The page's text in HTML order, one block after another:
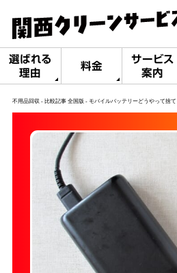
選ばれる
理由
料金
サービス
案内
不用品回収 比較記事 全国版 モバイルバッテリーどうやって捨